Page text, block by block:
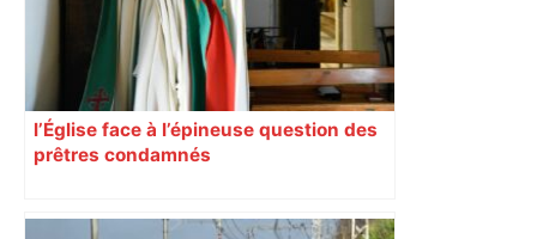
l’Église face à l’épineuse question des
prêtres condamnés